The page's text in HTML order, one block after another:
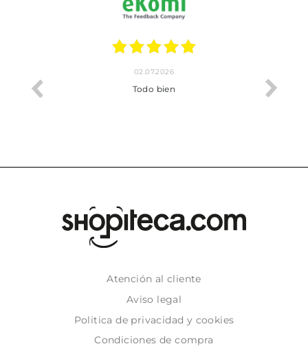
02.07.2026
Todo bien
Atención al cliente
Aviso legal
Politica de privacidad y cookies
Condiciones de compra